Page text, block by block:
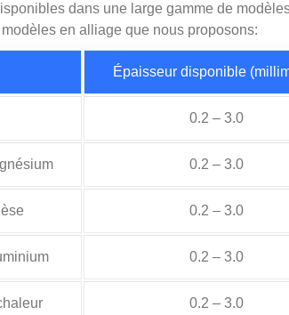
dans une large gamme de
en alliage que nous proposons:
Épaisseur disponible
0.2 – 3.0
0.2 – 3.0
0.2 – 3.0
0.2 – 3.0
0.2 – 3.0